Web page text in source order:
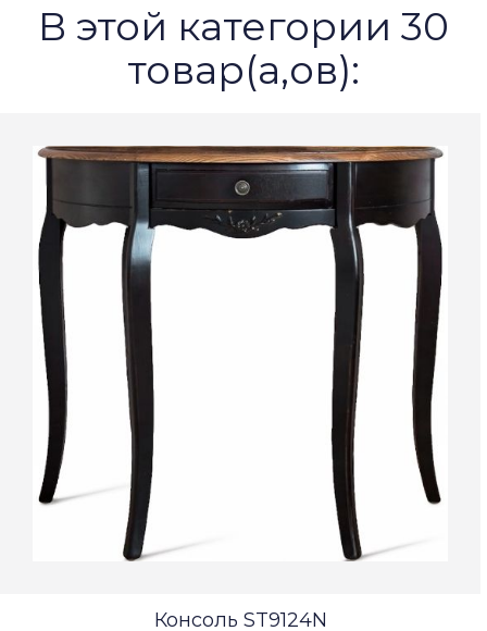
В этой категории 30
товар(а,ов):
Консоль ST9124N